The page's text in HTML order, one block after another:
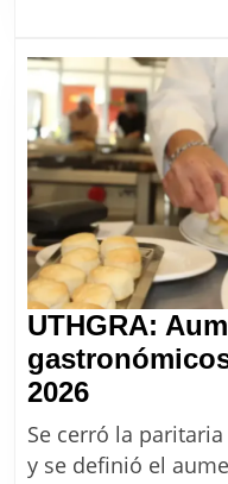
UTHGRA:
2026UTHGRA:
Aumento
para
Se cerró la paritaria
y se definió el